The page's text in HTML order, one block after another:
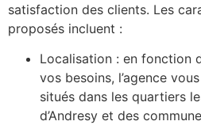
satisfaction des clients. Les
proposés incluent :
Localisation : en fonction
vos besoins, l’agence
situés dans les quartiers
d’Andresy et des